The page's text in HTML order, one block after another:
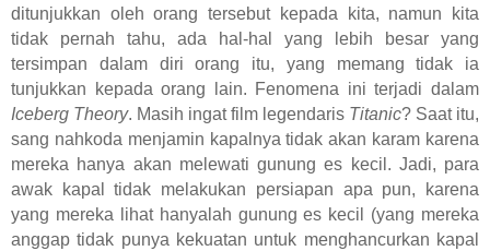
ditunjukkan oleh orang tersebut kepada kita, namun kita
tidak pernah tahu, ada hal-hal yang lebih besar yang
tersimpan dalam diri orang itu, yang memang tidak ia
tunjukkan kepada orang lain. Fenomena ini terjadi dalam
Iceberg Theory. Masih ingat film legendaris Titanic? Saat itu,
sang nahkoda menjamin kapalnya tidak akan karam karena
mereka hanya akan melewati gunung es kecil. Jadi, para
awak kapal tidak melakukan persiapan apa pun, karena
yang mereka lihat hanyalah gunung es kecil (yang mereka
anggap tidak punya kekuatan untuk menghancurkan kapal